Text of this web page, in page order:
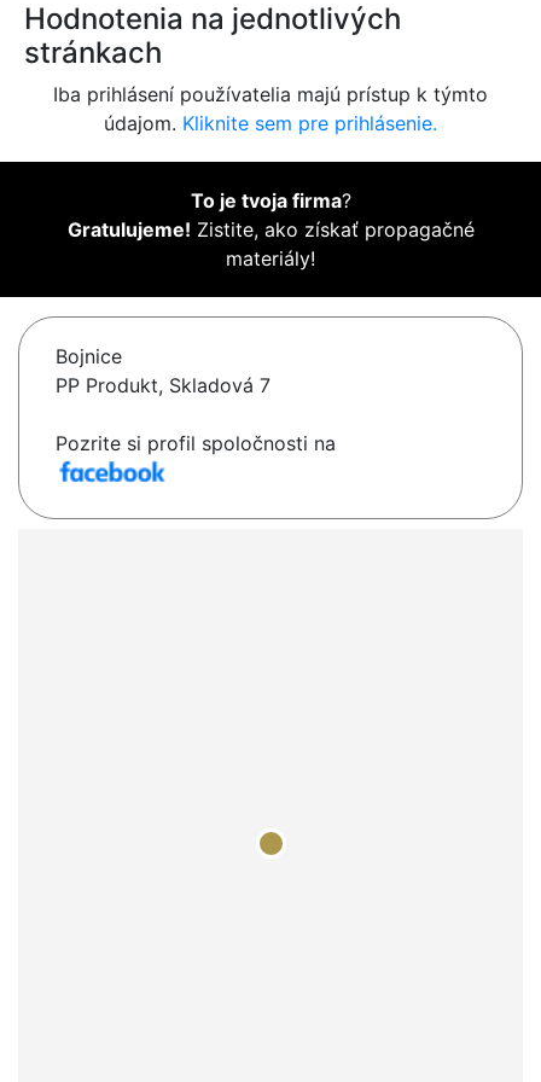
Hodnotenia na jednotlivých
stránkach
Iba prihlásení používatelia majú prístup k týmto
údajom. Kliknite sem pre prihlásenie.
To je tvoja firma?
Gratulujeme! Zistite, ako získať propagačné
materiály!
Bojnice
PP Produkt, Skladová 7
Pozrite si profil spoločnosti na